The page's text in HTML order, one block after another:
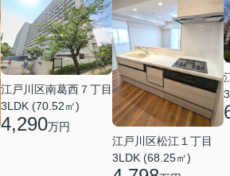
江戸川区南葛西７丁目
3LDK (70.52㎡)
4,290万円
江戸川区松江１丁目
3LDK (68.25㎡)